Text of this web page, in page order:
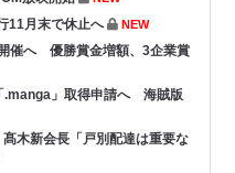
11月末で休止へ NEW
催へ 優勝賞金増額、3企業賞
.manga」取得申請へ 海賊版
木新会長「戸別配達は重要な